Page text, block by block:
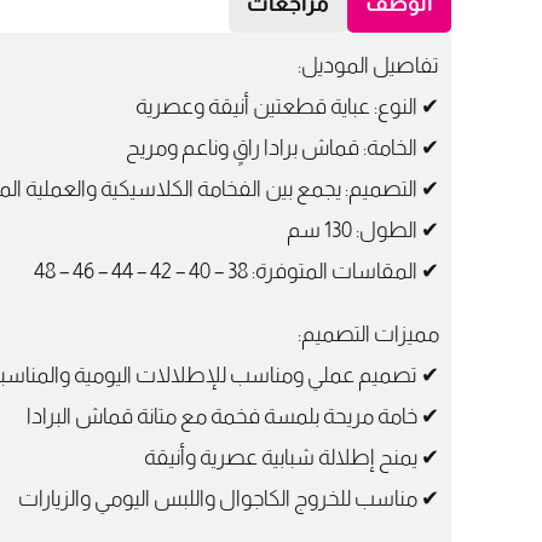
تفاصيل الموديل:
✔ النوع: عباية قطعتين أنيقة وعصرية
✔ الخامة: قماش برادا راقٍ وناعم ومريح
✔ التصميم: يجمع بين الفخامة الكلاسيكية والعملية
✔ الطول: 130 سم
✔ المقاسات المتوفرة: 38 – 40 – 42 – 44 – 46 – 48
مميزات التصميم:
✔ تصميم عملي ومناسب للإطلالات اليومية
✔ خامة مريحة بلمسة فخمة مع متانة قماش البرادا
✔ يمنح إطلالة شبابية عصرية وأنيقة
✔ مناسب للخروج الكاجوال واللبس اليومي والزيارات